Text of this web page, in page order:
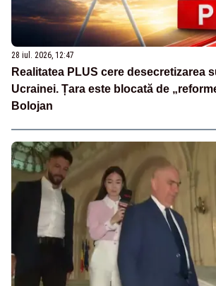
28 iul. 2026, 12:47
Realitatea PLUS cere desecretizarea
Ucrainei. Țara este blocată de
Bolojan